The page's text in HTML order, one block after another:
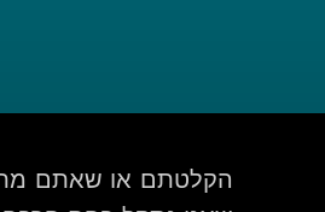
הקלטתם או שאתם